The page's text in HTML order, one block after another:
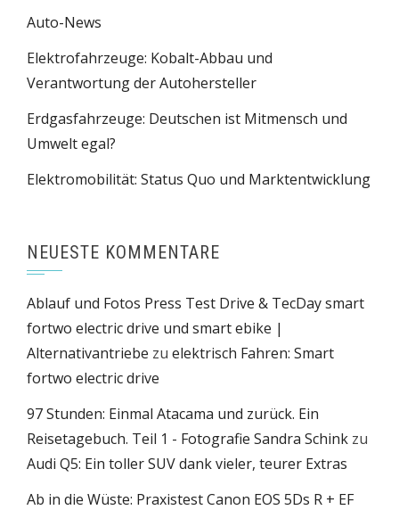
Auto-News
Elektrofahrzeuge: Kobalt-Abbau und
Verantwortung der Autohersteller
Erdgasfahrzeuge: Deutschen ist Mitmensch und
Umwelt egal?
Elektromobilität: Status Quo und Marktentwicklung
NEUESTE KOMMENTARE
Ablauf und Fotos Press Test Drive & TecDay smart
fortwo electric drive und smart ebike |
Alternativantriebe zu elektrisch Fahren: Smart
fortwo electric drive
97 Stunden: Einmal Atacama und zurück. Ein
Reisetagebuch. Teil 1 - Fotografie Sandra Schink zu
Audi Q5: Ein toller SUV dank vieler, teurer Extras
Ab in die Wüste: Praxistest Canon EOS 5Ds R + EF